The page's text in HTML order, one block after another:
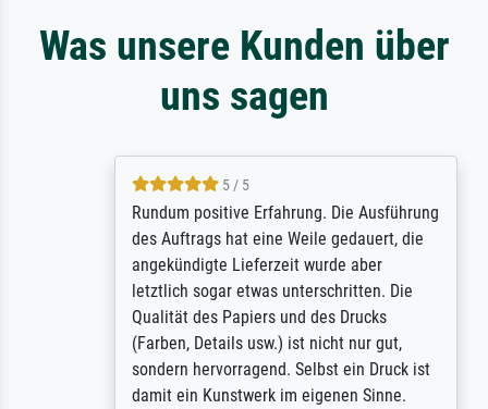
Was unsere Kunden über
uns sagen
5 / 5
Rundum positive Erfahrung. Die Ausführung
des Auftrags hat eine Weile gedauert, die
angekündigte Lieferzeit wurde aber
letztlich sogar etwas unterschritten. Die
Qualität des Papiers und des Drucks
(Farben, Details usw.) ist nicht nur gut,
sondern hervorragend. Selbst ein Druck ist
damit ein Kunstwerk im eigenen Sinne.